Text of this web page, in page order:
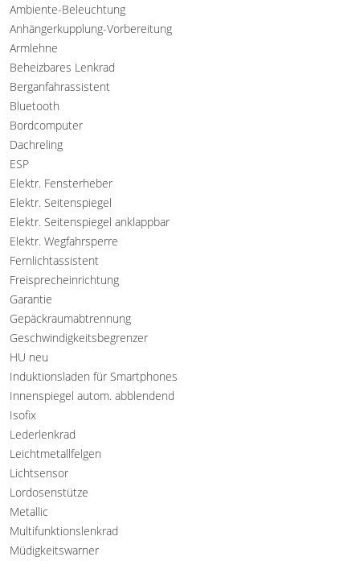
Ambiente-Beleuchtung
Anhängerkupplung-Vorbereitung
Armlehne
Beheizbares Lenkrad
Berganfahrassistent
Bluetooth
Bordcomputer
Dachreling
ESP
Elektr. Fensterheber
Elektr. Seitenspiegel
Elektr. Seitenspiegel anklappbar
Elektr. Wegfahrsperre
Fernlichtassistent
Freisprecheinrichtung
Garantie
Gepäckraumabtrennung
Geschwindigkeitsbegrenzer
HU neu
Induktionsladen für Smartphones
Innenspiegel autom. abblendend
Isofix
Lederlenkrad
Leichtmetallfelgen
Lichtsensor
Lordosenstütze
Metallic
Multifunktionslenkrad
Müdigkeitswarner